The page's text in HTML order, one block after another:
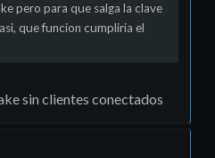
pero para que salga la clave
que funcion cumpliria el
sin clientes conectados